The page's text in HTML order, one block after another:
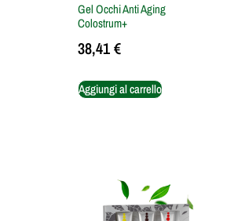
Gel Occhi Anti Aging
Colostrum+
38,41€
Aggiungi al carrello